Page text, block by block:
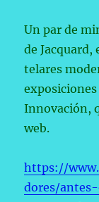
Un par de
de
telares
Innovación,
web.
https://
dores/